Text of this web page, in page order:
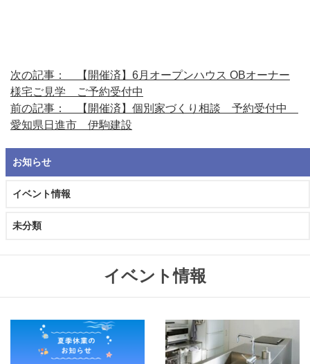
次の記事： 【開催済】6月オープンハウス OBオーナー
様宅ご見学 ご予約受付中
前の記事： 【開催済】個別家づくり相談 予約受付中
愛知県日進市 伊駒建設
お知らせ
イベント情報
未分類
イベント情報